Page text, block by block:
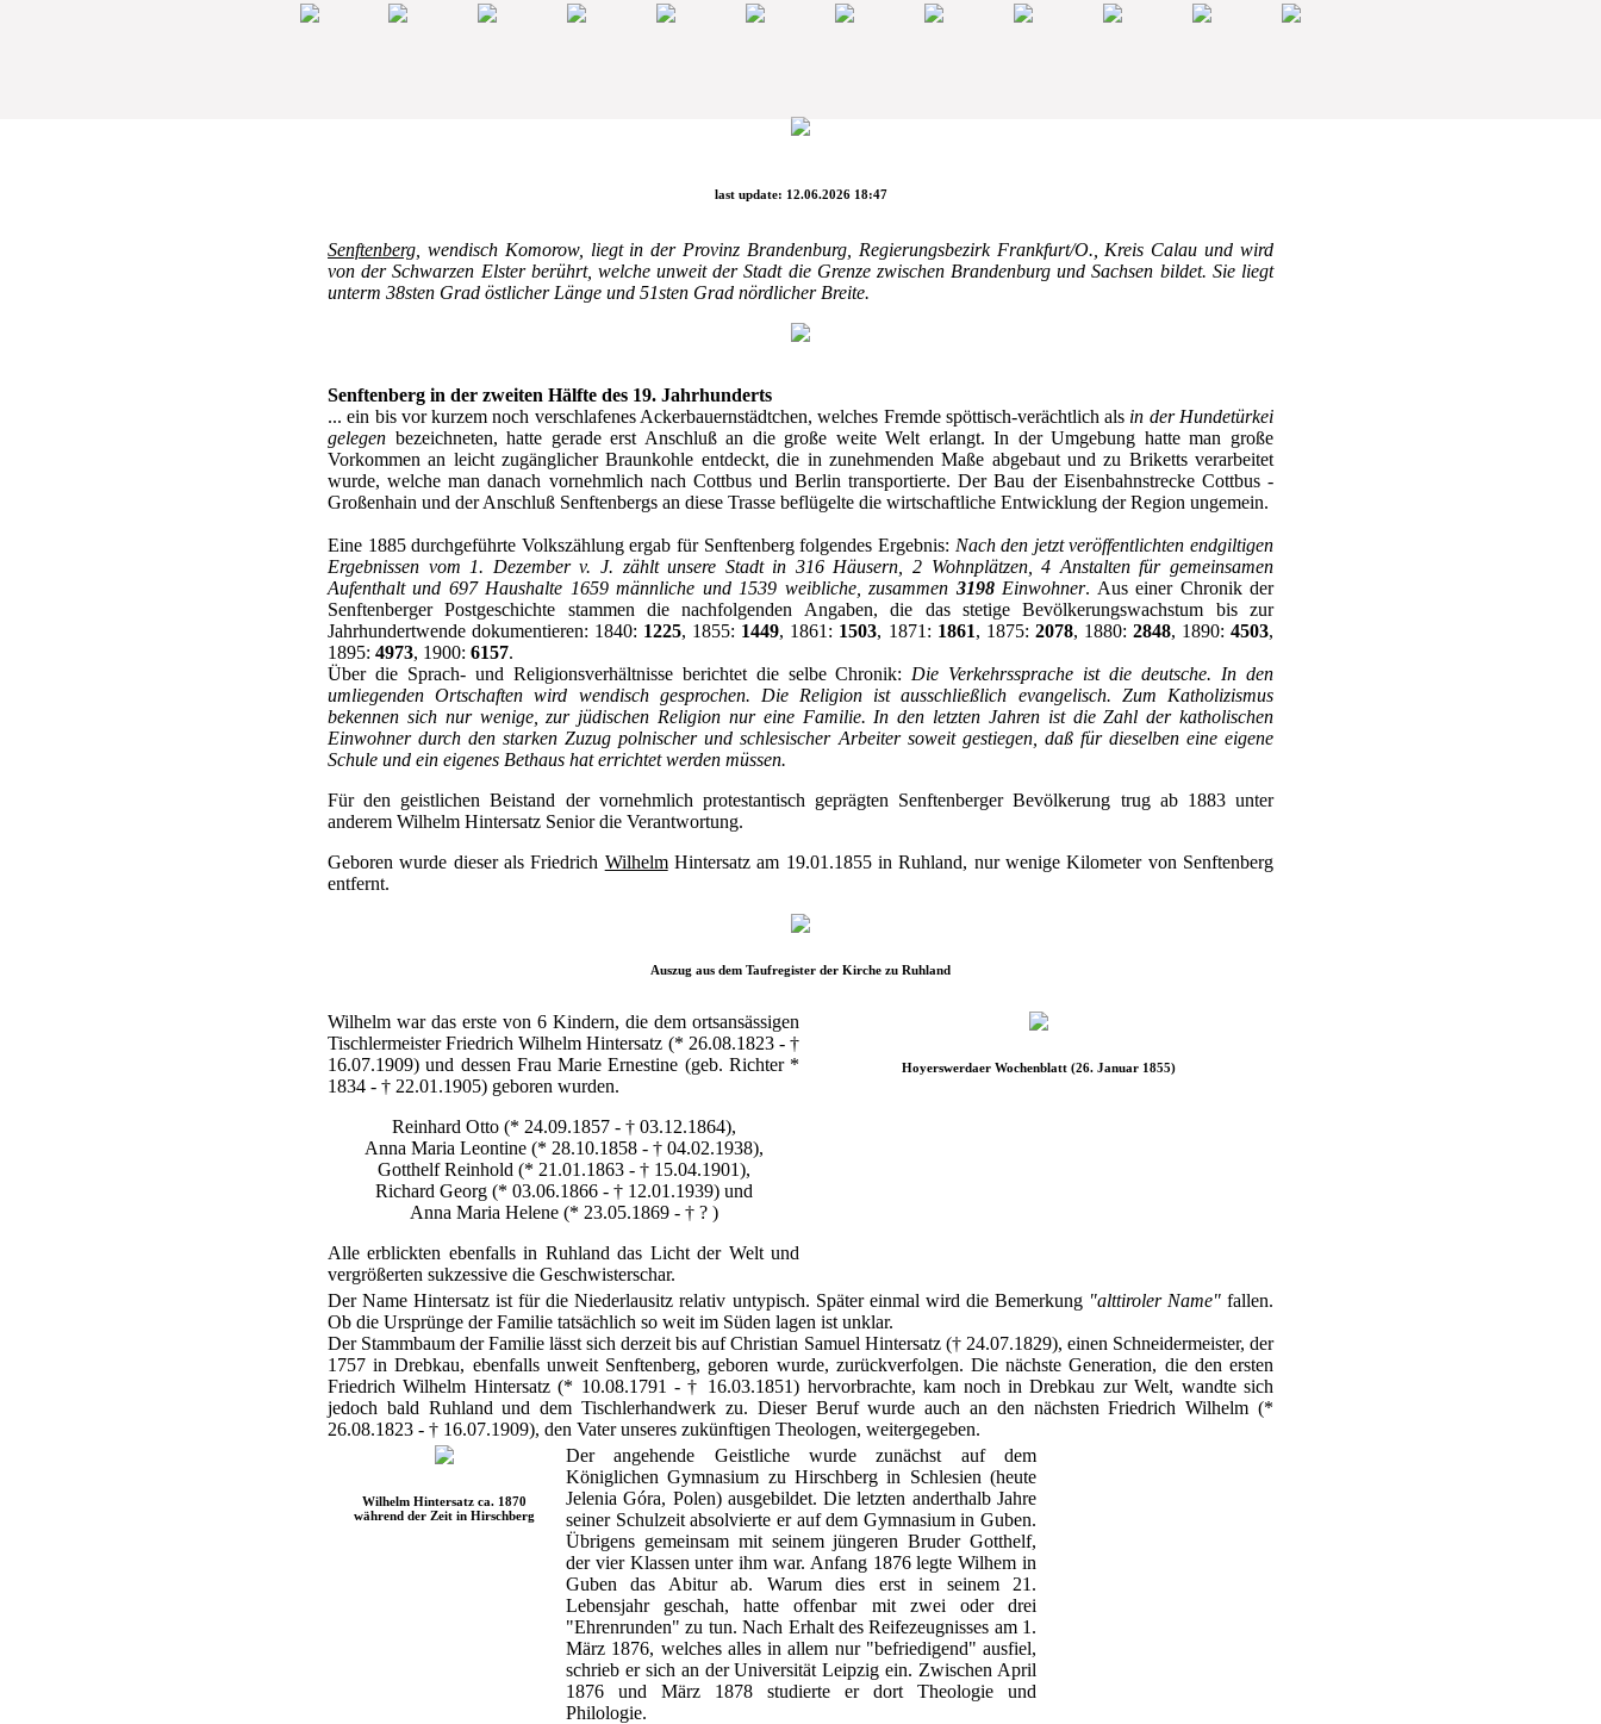
last update: 12.06.2026 18:47
Senftenberg , wendisch Komorow, liegt in der Provinz Brandenburg, Regierungsbezirk Frankfurt/O., Kreis Calau und wird
von der Schwarzen Elster berührt, welche unweit der Stadt die Grenze zwischen Brandenburg und Sachsen bildet. Sie liegt
unterm 38sten Grad östlicher Länge und 51sten Grad nördlicher Breite.
Senftenberg in der zweiten Hälfte des 19. Jahrhunderts
... ein bis vor kurzem noch verschlafenes Ackerbauernstädtchen, welches Fremde spöttisch-verächtlich als in der Hundetürkei
gelegen bezeichneten, hatte gerade erst Anschluß an die große weite Welt erlangt. In der Umgebung hatte man große
Vorkommen an leicht zugänglicher Braunkohle entdeckt, die in zunehmenden Maße abgebaut und zu Briketts verarbeitet
wurde, welche man danach vornehmlich nach Cottbus und Berlin transportierte. Der Bau der Eisenbahnstrecke Cottbus -
Großenhain und der Anschluß Senftenbergs an diese Trasse beflügelte die wirtschaftliche Entwicklung der Region ungemein.
Eine 1885 durchgeführte Volkszählung ergab für Senftenberg folgendes Ergebnis: Nach den jetzt veröffentlichten endgiltigen
Ergebnissen vom 1. Dezember v. J. zählt unsere Stadt in 316 Häusern, 2 Wohnplätzen, 4 Anstalten für gemeinsamen
Aufenthalt und 697 Haushalte 1659 männliche und 1539 weibliche, zusammen 3198Einwohner. Aus einer Chronik der
Senftenberger Postgeschichte stammen die nachfolgenden Angaben, die das stetige Bevölkerungswachstum bis zur
Jahrhundertwende dokumentieren: 1840: 1225, 1855: 1449, 1861: 1503, 1871: 1861, 1875: 2078, 1880: 2848, 1890:4503,
1895: 4973, 1900: 6157.
Über die Sprach- und Religionsverhältnisse berichtet die selbe Chronik: Die Verkehrssprache ist die deutsche. In den
umliegenden Ortschaften wird wendisch gesprochen. Die Religion ist ausschließlich evangelisch. Zum Katholizismus
bekennen sich nur wenige, zur jüdischen Religion nur eine Familie. In den letzten Jahren ist die Zahl der katholischen
Einwohner durch den starken Zuzug polnischer und schlesischer Arbeiter soweit gestiegen, daß für dieselben eine eigene
Schule und ein eigenes Bethaus hat errichtet werden müssen.
Für den geistlichen Beistand der vornehmlich protestantisch geprägten Senftenberger Bevölkerung trug ab 1883 unter
anderem Wilhelm Hintersatz Senior die Verantwortung.
Geboren wurde dieser als Friedrich WilhelmHintersatz am 19.01.1855 in Ruhland, nur wenige Kilometer von Senftenberg
entfernt.
Auszug aus dem Taufregister der Kirche zu Ruhland
Wilhelm war das erste von 6 Kindern, die dem ortsansässigen
Tischlermeister Friedrich Wilhelm Hintersatz (* 26.08.1823 - †
16.07.1909) und dessen Frau Marie Ernestine (geb. Richter *
1834 - † 22.01.1905) geboren wurden.
Reinhard Otto (* 24.09.1857 - † 03.12.1864),
Anna Maria Leontine (* 28.10.1858 - † 04.02.1938),
Gotthelf Reinhold (* 21.01.1863 - † 15.04.1901),
Richard Georg (* 03.06.1866 - † 12.01.1939) und
Anna Maria Helene (* 23.05.1869 - † ? )
Alle erblickten ebenfalls in Ruhland das Licht der Welt und
vergrößerten sukzessive die Geschwisterschar.
Hoyerswerdaer Wochenblatt (26. Januar 1855)
Der Name Hintersatz ist für die Niederlausitz relativ untypisch. Später einmal wird die Bemerkung "alttiroler Name"fallen.
Ob die Ursprünge der Familie tatsächlich so weit im Süden lagen ist unklar.
Der Stammbaum der Familie lässt sich derzeit bis auf Christian Samuel Hintersatz († 24.07.1829), einen Schneidermeister, der
1757 in Drebkau, ebenfalls unweit Senftenberg, geboren wurde, zurückverfolgen. Die nächste Generation, die den ersten
Friedrich Wilhelm Hintersatz (* 10.08.1791 - † 16.03.1851) hervorbrachte, kam noch in Drebkau zur Welt, wandte sich
jedoch bald Ruhland und dem Tischlerhandwerk zu. Dieser Beruf wurde auch an den nächsten Friedrich Wilhelm (*
26.08.1823 - † 16.07.1909), den Vater unseres zukünftigen Theologen, weitergegeben.
Wilhelm Hintersatz ca. 1870
während der Zeit in Hirschberg
Der angehende Geistliche wurde zunächst auf dem
Königlichen Gymnasium zu Hirschberg in Schlesien (heute
Jelenia Góra, Polen) ausgebildet. Die letzten anderthalb Jahre
seiner Schulzeit absolvierte er auf dem Gymnasium in Guben.
Übrigens gemeinsam mit seinem jüngeren Bruder Gotthelf,
der vier Klassen unter ihm war. Anfang 1876 legte Wilhem in
Guben das Abitur ab. Warum dies erst in seinem 21.
Lebensjahr geschah, hatte offenbar mit zwei oder drei
"Ehrenrunden" zu tun. Nach Erhalt des Reifezeugnisses am 1.
März 1876, welches alles in allem nur "befriedigend" ausfiel,
schrieb er sich an der Universität Leipzig ein. Zwischen April
1876 und März 1878 studierte er dort Theologie und
Philologie.